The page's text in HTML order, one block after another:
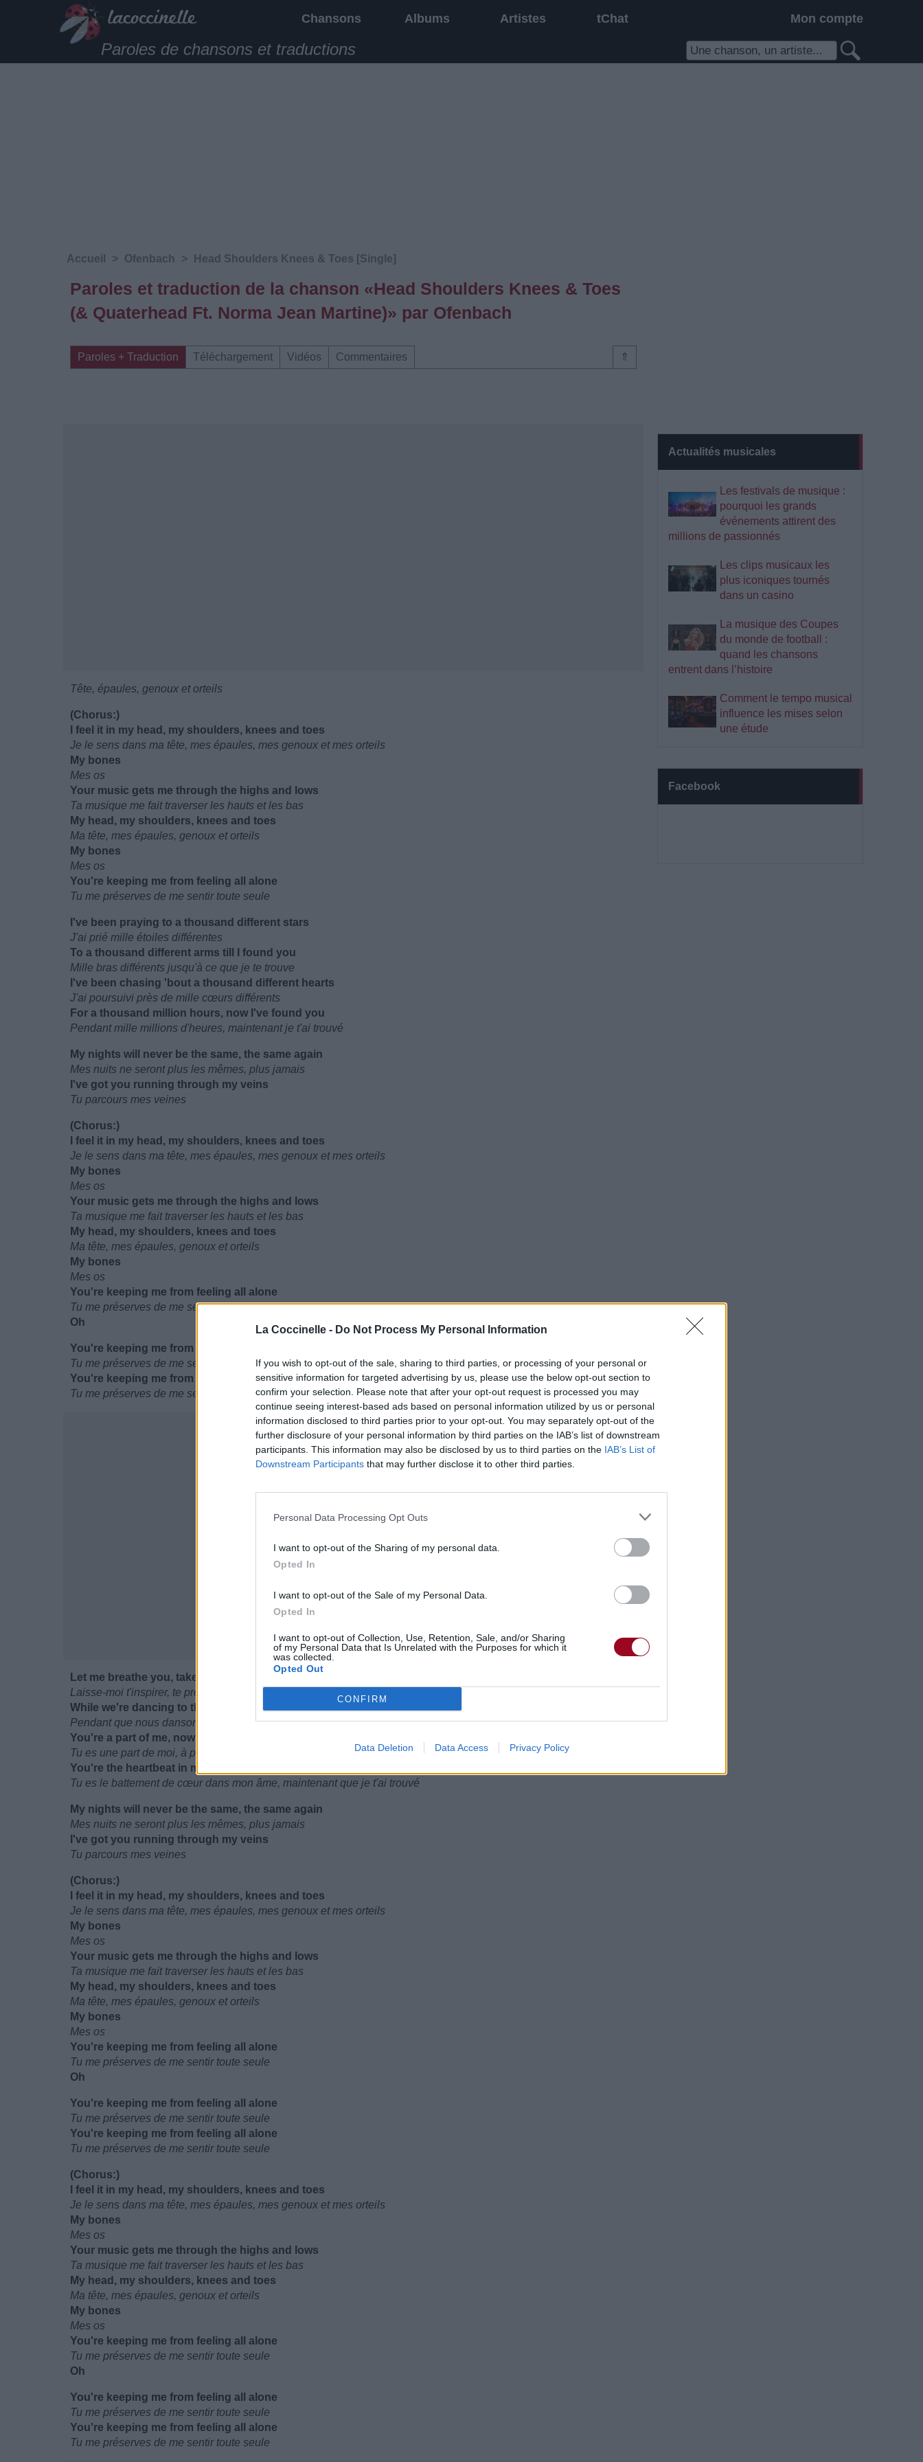
La Coccinelle - Do Not Process My Personal Information
If you wish to opt-out of the sale, sharing to third parties, or processing of your personal or
sensitive information for targeted advertising by us, please use the below opt-out section to
confirm your selection. Please note that after your opt-out request is processed you may
continue seeing interest-based ads based on personal information utilized by us or personal
information disclosed to third parties prior to your opt-out. You may separately opt-out of the
further disclosure of your personal information by third parties on the IAB’s list of downstream
participants. This information may also be disclosed by us to third parties on the IAB’s List of
Downstream Participants that may further disclose it to other third parties.
Personal Data Processing Opt Outs
I want to opt-out of the Sharing of my personal data.
Opted In
I want to opt-out of the Sale of my Personal Data.
Opted In
I want to opt-out of Collection, Use, Retention, Sale, and/or Sharing
of my Personal Data that Is Unrelated with the Purposes for which it
was collected.
Opted Out
CONFIRM
Data Deletion Data Access Privacy Policy
Chansons Albums Artistes tChat Mon compte
Paroles de chansons et traductions
Actualités musicales
Les festivals de musique :
pourquoi les grands
événements attirent des
millions de passionnés
Les clips musicaux les
plus iconiques tournés
dans un casino
La musique des Coupes
du monde de football :
quand les chansons
entrent dans l’histoire
Comment le tempo musical
influence les mises selon
une étude
Facebook
Accueil > Ofenbach > Head Shoulders Knees & Toes [Single]
Paroles et traduction de la chanson «Head Shoulders Knees & Toes
(& Quaterhead Ft. Norma Jean Martine)» par Ofenbach
⇑
Paroles + Traduction Téléchargement Vidéos Commentaires
Tête, épaules, genoux et orteils
(Chorus:)
I feel it in my head, my shoulders, knees and toes
Je le sens dans ma tête, mes épaules, mes genoux et mes orteils
My bones
Mes os
Your music gets me through the highs and lows
Ta musique me fait traverser les hauts et les bas
My head, my shoulders, knees and toes
Ma tête, mes épaules, genoux et orteils
My bones
Mes os
You're keeping me from feeling all alone
Tu me préserves de me sentir toute seule
I've been praying to a thousand different stars
J'ai prié mille étoiles différentes
To a thousand different arms till I found you
Mille bras différents jusqu'à ce que je te trouve
I've been chasing 'bout a thousand different hearts
J'ai poursuivi près de mille cœurs différents
For a thousand million hours, now I've found you
Pendant mille millions d'heures, maintenant je t'ai trouvé
My nights will never be the same, the same again
Mes nuits ne seront plus les mêmes, plus jamais
I've got you running through my veins
Tu parcours mes veines
(Chorus:)
I feel it in my head, my shoulders, knees and toes
Je le sens dans ma tête, mes épaules, mes genoux et mes orteils
My bones
Mes os
Your music gets me through the highs and lows
Ta musique me fait traverser les hauts et les bas
My head, my shoulders, knees and toes
Ma tête, mes épaules, genoux et orteils
My bones
Mes os
You're keeping me from feeling all alone
Tu me préserves de me sentir toute seule
Oh
You're keeping me from feeling all alone
Tu me préserves de me sentir toute seule
You're keeping me from feeling all alone
Tu me préserves de me sentir toute seule
Let me breathe you, take you down into my lungs
Laisse-moi t'inspirer, te prendre dans mes poumons
While we're dancing to the song, now that I've found you
Pendant que nous dansons sur la chanson, maintenant que je t'ai trouvé
You're a part of me, now I can't let you go
Tu es une part de moi, à présent je ne peux te laisser partir
You're the heartbeat in my soul, now that I've found you
Tu es le battement de cœur dans mon âme, maintenant que je t'ai trouvé
My nights will never be the same, the same again
Mes nuits ne seront plus les mêmes, plus jamais
I've got you running through my veins
Tu parcours mes veines
(Chorus:)
I feel it in my head, my shoulders, knees and toes
Je le sens dans ma tête, mes épaules, mes genoux et mes orteils
My bones
Mes os
Your music gets me through the highs and lows
Ta musique me fait traverser les hauts et les bas
My head, my shoulders, knees and toes
Ma tête, mes épaules, genoux et orteils
My bones
Mes os
You're keeping me from feeling all alone
Tu me préserves de me sentir toute seule
Oh
You're keeping me from feeling all alone
Tu me préserves de me sentir toute seule
You're keeping me from feeling all alone
Tu me préserves de me sentir toute seule
(Chorus:)
I feel it in my head, my shoulders, knees and toes
Je le sens dans ma tête, mes épaules, mes genoux et mes orteils
My bones
Mes os
Your music gets me through the highs and lows
Ta musique me fait traverser les hauts et les bas
My head, my shoulders, knees and toes
Ma tête, mes épaules, genoux et orteils
My bones
Mes os
You're keeping me from feeling all alone
Tu me préserves de me sentir toute seule
Oh
You're keeping me from feeling all alone
Tu me préserves de me sentir toute seule
You're keeping me from feeling all alone
Tu me préserves de me sentir toute seule